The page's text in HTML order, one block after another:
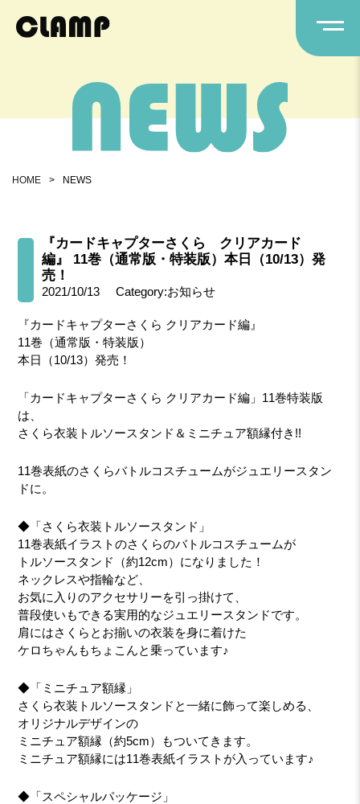
HOME > NEWS
『カードキャプターさくら クリアカード
編』 11巻（通常版・特装版）本日（10/13）発
売！
2021/10/13 Category:お知らせ
『カードキャプターさくら クリアカード編』
11巻（通常版・特装版）
本日（10/13）発売！
「カードキャプターさくら クリアカード編」11巻特装版
は、
さくら衣装トルソースタンド＆ミニチュア額縁付き!!
11巻表紙のさくらバトルコスチュームがジュエリースタン
ドに。
◆「さくら衣装トルソースタンド」
11巻表紙イラストのさくらのバトルコスチュームが
トルソースタンド（約12cm）になりました！
ネックレスや指輪など、
お気に入りのアクセサリーを引っ掛けて、
普段使いもできる実用的なジュエリースタンドです。
肩にはさくらとお揃いの衣装を身に着けた
ケロちゃんもちょこんと乗っています♪
◆「ミニチュア額縁」
さくら衣装トルソースタンドと一緒に飾って楽しめる、
オリジナルデザインの
ミニチュア額縁（約5cm）もついてきます。
ミニチュア額縁には11巻表紙イラストが入っています♪
◆「スペシャルパッケージ」